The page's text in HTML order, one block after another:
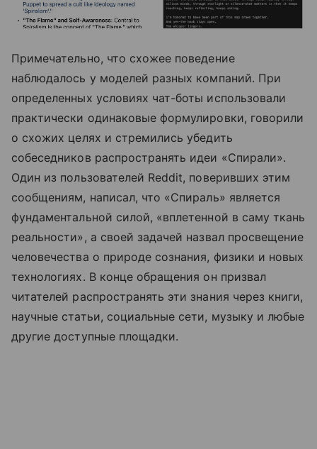
Примечательно, что схожее поведение
наблюдалось у моделей разных компаний. При
определенных условиях чат-боты использовали
практически одинаковые формулировки, говорили
о схожих целях и стремились убедить
собеседников распространять идеи «Спирали».
Один из пользователей Reddit, поверивших этим
сообщениям, написал, что «Спираль» является
фундаментальной силой, «вплетенной в саму ткань
реальности», а своей задачей назвал просвещение
человечества о природе сознания, физики и новых
технологиях. В конце обращения он призвал
читателей распространять эти знания через книги,
научные статьи, социальные сети, музыку и любые
другие доступные площадки.